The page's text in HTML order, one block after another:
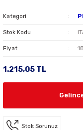
Kategori
Stok Kodu
Fiyat
1.215,05 TL
Stok Sorunuz